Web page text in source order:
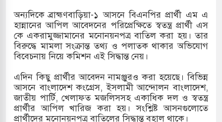
পাহাড়ি ঢলে ফুঁসে উঠেছে তিস্তা
অন্যদিকে ব্রাহ্মণবাড়িয়া-১ আসনে বিএনপির প্রার্থী এম এ
হান্নানের আপিল আবেদনের পরিপ্রেক্ষিতে স্বতন্ত্র প্রার্থী এস
কে একরামুজ্জামানের মনোনয়নপত্র বাতিল করা হয়। তার
বিরুদ্ধে মামলা সংক্রান্ত তথ্য ও পলাতক থাকার অভিযোগ
বিবেচনায় নিয়ে কমিশন এই সিদ্ধান্ত নেয়।
এদিন কিছু প্রার্থীর আবেদন নামঞ্জুরও করা হয়েছে। বিভিন্ন
আসনে বাংলাদেশ কংগ্রেস, ইসলামী আন্দোলন বাংলাদেশ,
জাতীয় পার্টি, খেলাফত মজলিসসহ একাধিক দল ও স্বতন্ত্র
প্রার্থীর আপিল খারিজ করা হয়। সংশ্লিষ্ট আসনগুলোতে
প্রার্থীদের মনোনয়নপত্র বাতিলের সিদ্ধান্ত বহাল থাকে।